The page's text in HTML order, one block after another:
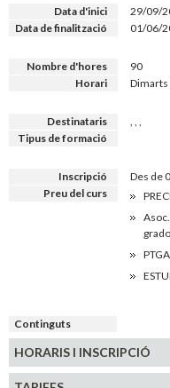
Data d'inici
29/09/
Data de finalització
01/06/
Nombre d'hores
90
Horari
Dimarts
Destinataris
Tipus de formació
Inscripció
Des de
Preu del curs
Continguts
HORARIS I INSCRIPCIÓ